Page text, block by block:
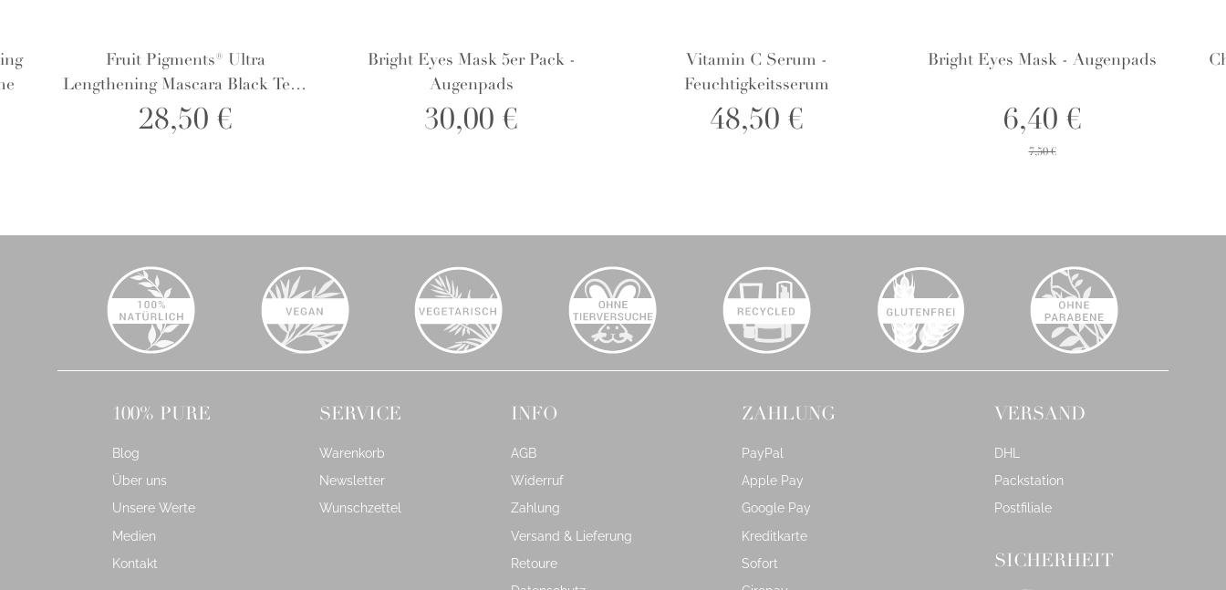
Fruit Pigments® Ultra
Lengthening Mascara Black Tea -
Wimperntusche
28,50 €
Bright Eyes Mask 5er Pack -
Augenpads
30,00 €
Vitamin C Serum -
Feuchtigkeitsserum
48,50 €
Bright Eyes Mask - Augenpads
6,40 €
7,50 €
100% PURE
Blog
Über uns
Unsere Werte
Medien
Kontakt
SERVICE
Warenkorb
Newsletter
Wunschzettel
INFO
AGB
Widerruf
Zahlung
Versand & Lieferung
Retoure
ZAHLUNG
PayPal
Apple Pay
Google Pay
Kreditkarte
Sofort
VERSAND
DHL
Packstation
Postfiliale
SICHERHEIT